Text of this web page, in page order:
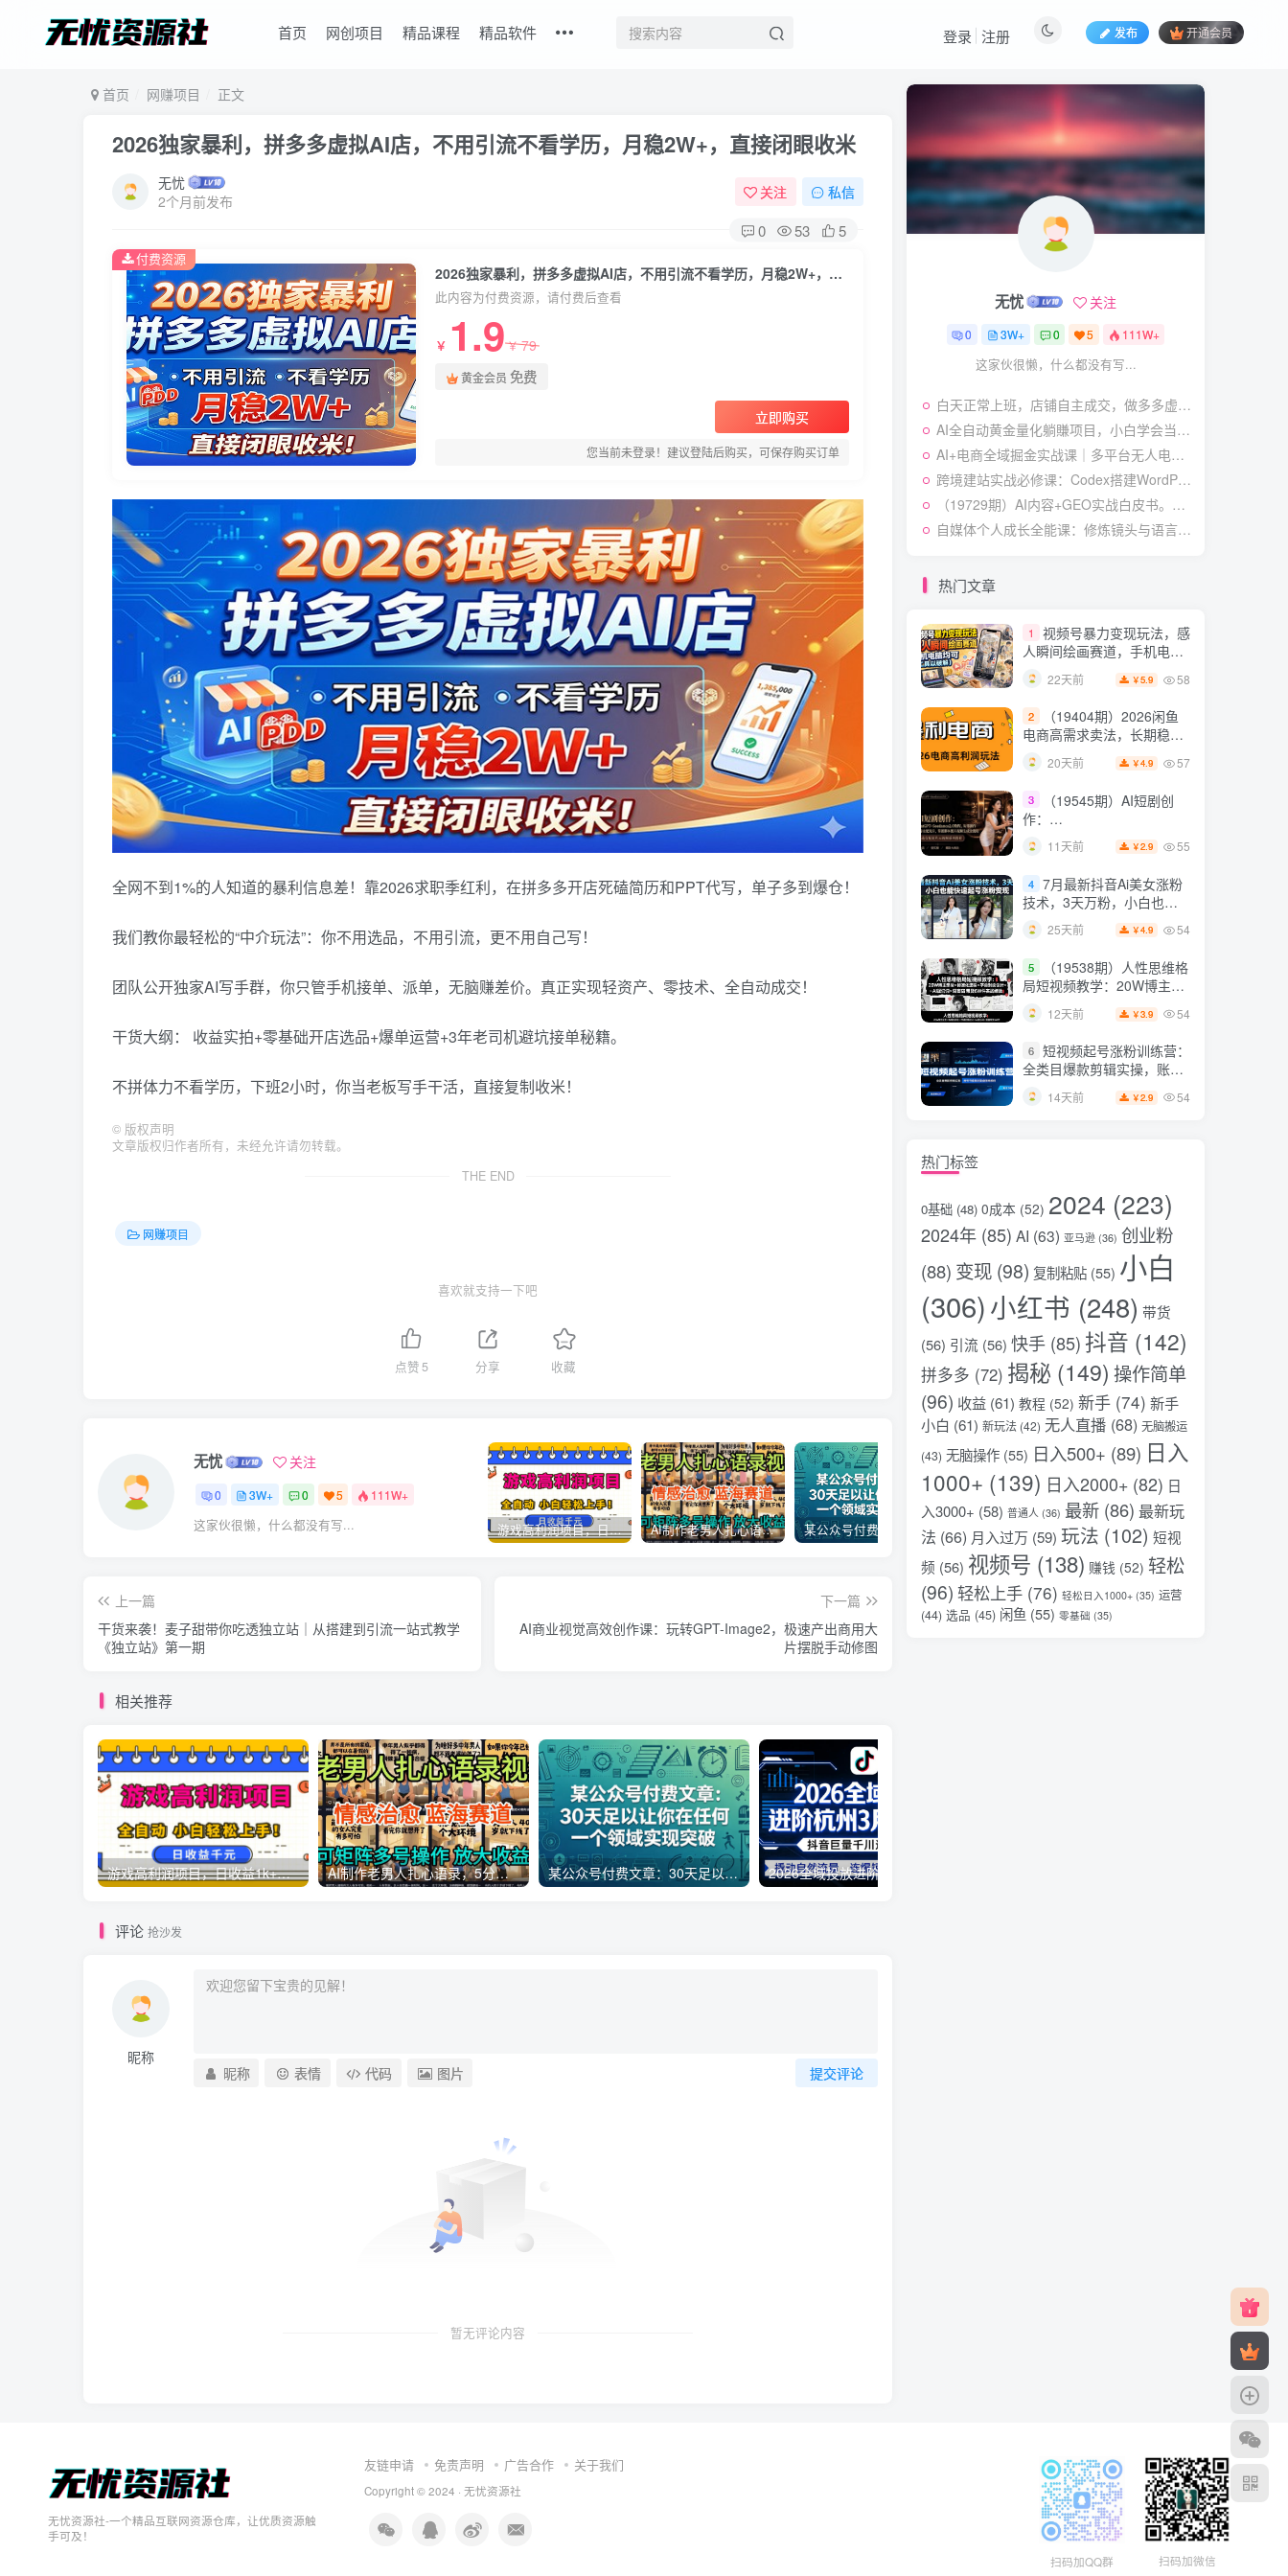
首页 网创项目 精品课程 精品软件 发布 开通会员
登录 注册
首页 网赚项目 正文
2026独家暴利，拼多多虚拟AI店，不用引流不看学历，月稳2W+，直接闭眼收米
无忧
2个月前发布
关注 私信
0 53 5
2026独家暴利，拼多多虚拟AI店，不用引流不看学历，月稳2W+，直接闭眼收米
此内容为付费资源，请付费后查看
￥ 1.9￥79
黄金会员 免费
立即购买
您当前未登录！建议登陆后购买，可保存购买订单
付费资源
全网不到1%的人知道的暴利信息差！靠2026求职季红利，在拼多多开店死磕简历和PPT代写，单子多到爆仓！
我们教你最轻松的“中介玩法”：你不用选品，不用引流，更不用自己写！
团队公开独家AI写手群，你只管手机接单、派单，无脑赚差价。真正实现轻资产、零技术、全自动成交！
干货大纲： 收益实拍+零基础开店选品+爆单运营+3年老司机避坑接单秘籍。
不拼体力不看学历，下班2小时，你当老板写手干活，直接复制收米！
© 版权声明
文章版权归作者所有，未经允许请勿转载。
THE END
网赚项目
喜欢就支持一下吧
点赞 5 分享 收藏
无忧 关注
0 3W+ 0 5 111W+
这家伙很懒，什么都没有写... 游戏高利润项目，日收益1k+，全自动，无需值守，解放双手，小白轻松上手【揭秘】 AI制作老男人扎心语录，5分钟一条，操作简单，流量非常大，保姆级教程 某公众号付费文章：30天足以让你在任何一个领域实现突破 某大V大案纪实解说视频教学，可做伙伴计划、撸精选收益，视频号和支付宝分成计划均可
上一篇
干货来袭！麦子甜带你吃透独立站｜从搭建到引流一站式教学
《独立站》第一期
下一篇
AI商业视觉高效创作课：玩转GPT-Image2，极速产出商用大
片摆脱手动修图
相关推荐
游戏高利润项目，日收益1k+，全自动，无需值守，解放双手，小白轻松上手【揭秘】 AI制作老男人扎心语录，5分钟一条，操作简单，流量非常大，保姆级教程 某公众号付费文章：30天足以让你在任何一个领域实现突破
评论 抢沙发
昵称
提交评论
昵称 表情 代码 图片
暂无评论内容
视频号暴力变现玩法，感
人瞬间绘画赛道，手机电脑
均可
22天前 ￥ 5.9 58
（19404期）2026闲鱼
电商高需求卖法，长期稳定
3 （19545期）AI短剧创
作：
ChatGPT+Seedance2.0教
程，从零制作恶毒女配短
全流程
11天前
7月最新抖音Ai美女涨粉
技术，3天万粉，小白也能
快速起号涨粉变现
25天前
5 （19538期）人性思维格
局短视频教学：20W博主亲
授×标准化流程×字幕封面设
计×AI提示词×橱窗带货6W
12天前 ￥3.9 54
无忧 关注
0 3W+ 0 5 111W+
这家伙很懒，什么都没有写...
白天正常上班，店铺自主成交，做多多虚拟每月新增1-3W稳定被动收入【揭秘】
AI全自动黄金量化躺賺项目，小白学会当天学会，24小时自动运行，月入2W！【揭秘】
AI+电商全域掘金实战课｜多平台无人电商玩法、AI工具落地、供应链合规、全域变现闭环全套教程
跨境建站实战必修课：Codex搭建WordPress站点，关键词外链打造谷歌流量阵地
（19729期）AI内容+GEO实战白皮书。全面掌握AI量产SOP与GEO分发机制
自媒体个人成长全能课：修炼镜头与语言功底，巧用AI做内容打造个人自媒体IP
热门文章
1
视频号暴力变现玩法，感
人瞬间绘画赛道，手机电脑
均可
22天前 ￥5.9 58
2
（19404期）2026闲鱼
电商高需求卖法，长期稳定
可做，一单利润300
20天前 ￥4.9 57
3
（19545期）AI短剧创
作：
ChatGPT+Seedance2.0教
程，从零制作恶毒女配短
全流程
11天前 ￥2.9 55
4 7月最新抖音Ai美女涨粉
技术，3天万粉，小白也能
快速起号涨粉变现
25天前 ￥4.9 54
5
（19538期）人性思维格
局短视频教学：20W博主亲
授×标准化流程×字幕封面设
计×AI提示词×橱窗带货6W
12天前 ￥3.9 54
6 短视频起号涨粉训练营：
全类目爆款剪辑实操，账号
节奏规划复盘落地教程
14天前 ￥2.9 54
热门标签
0基础 (48) 0成本 (52) 2024 (223)
2024年 (85) AI (63) 亚马逊 (36) 创业粉
(88) 变现 (98) 复制粘贴 (55) 小白
(306)小红书 (248) 带货
(56) 引流 (56) 快手 (85) 抖音 (142)
拼多多 (72) 揭秘 (149) 操作简单
(96) 收益 (61) 教程 (52) 新手 (74) 新手
小白 (61) 新玩法 (42) 无人直播 (68) 无脑搬运
(43) 无脑操作 (55) 日入500+ (89) 日入
1000+ (139) 日入2000+ (82) 日
入3000+ (58) 普通人 (36) 最新 (86) 最新玩
法 (66) 月入过万 (59) 玩法 (102) 短视
频 (56) 视频号 (138) 赚钱 (52) 轻松
(96) 轻松上手 (76) 轻松日入1000+ (35) 运营
(44) 选品 (45) 闲鱼 (55) 零基础 (35)
无忧资源社-一个精品互联网资源仓库，让优质资源触
手可及！
友链申请 免责声明 广告合作 关于我们
Copyright © 2024 · 无忧资源社
扫码加QQ群 扫码加微信